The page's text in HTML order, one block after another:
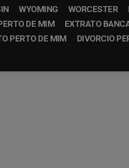
WYOMING WORCESTER
DE MIM
EXTRATO
PERTO DE MIM
DIVORCIO